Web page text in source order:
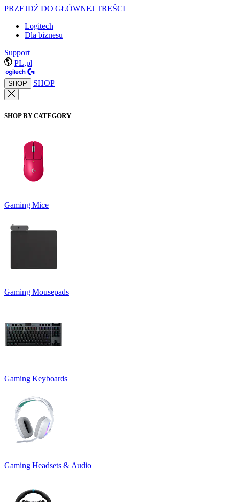
PRZEJDŹ DO GŁÓWNEJ TREŚCI
Logitech
Dla biznesu
Support
PL,pl
SHOP SHOP
SHOP BY CATEGORY
Gaming Mice
Gaming Mousepads
Gaming Keyboards
Gaming Headsets & Audio